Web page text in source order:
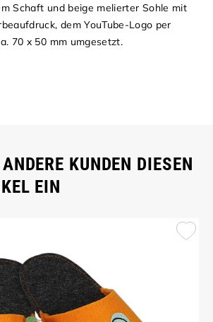
Schaft und beige melierter Sohle mit
dem YouTube-Logo per
70 x 50 mm umgesetzt.
KUNDEN DIESEN
EIN